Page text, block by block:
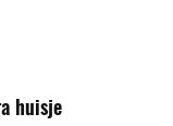
huisje